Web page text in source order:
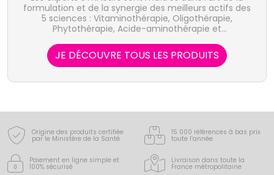
formulation et de la synergie des meilleurs actifs des
5 sciences : Vitaminothérapie, Oligothérapie,
Phytothérapie, Acide-aminothérapie et
JE DÉCOUVRE TOUS LES PRODUITS
Origine des produits certifiée
par le Ministère de la Santé
15 000 références à bas prix
toute l’année
Paiement en ligne simple et
100% sécurisé
Livraison dans toute la
France métropolitaine